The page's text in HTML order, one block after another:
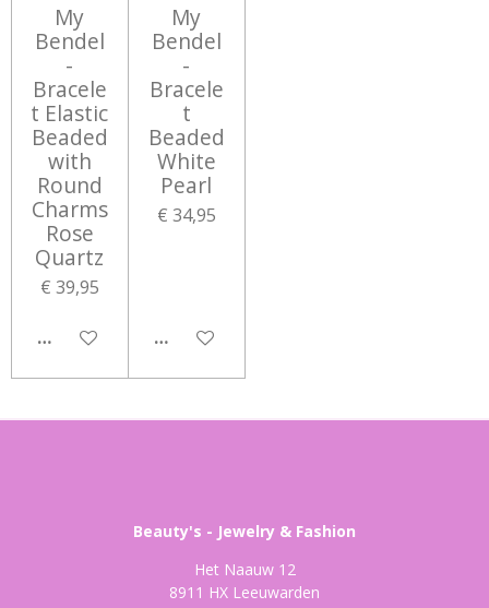
My
Bendel
-
Bracele
t Elastic
Beaded
with
Round
Charms
Rose
Quartz
€ 39,95
IN WINKELWAGEN
My
Bendel
-
Bracele
t
Beaded
White
Pearl
€ 34,95
IN WINKELWAGEN
Beauty's - Jewelry & Fashion
Het Naauw 12
8911 HX Leeuwarden